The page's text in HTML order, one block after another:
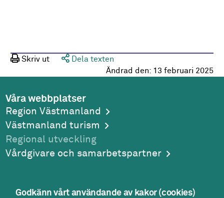
Skriv ut
Dela texten
Ändrad den: 13 februari 2025
Våra webbplatser
Region Västmanland
Västmanland turism
Regional utveckling
Vårdgivare och samarbetspartner
Godkänn vårt användande av kakor (cookies)